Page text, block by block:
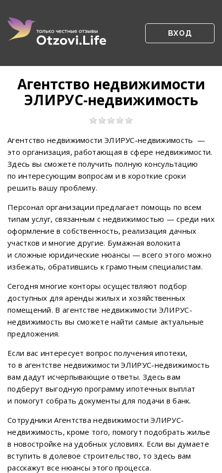
ВХОД
Агентство недвижимости
ЭЛИРУС-недвижимость
Агентство недвижимости ЭЛИРУС-недвижимость —
это организация, работающая в сфере недвижимости.
Здесь вы сможете получить полную консультацию
по интересующим вопросам и в короткие сроки
решить вашу проблему.
Персонал организации предлагает помощь по всем
типам услуг, связанным с недвижимостью — среди них
оформление в собственность, реализация дачных
участков и многие другие. Бумажная волокита
и сложные юридические нюансы — всего этого можно
избежать, обратившись к грамотным специалистам.
Сегодня многие конторы осуществляют подбор
доступных для аренды жилых и хозяйственных
помещений. В агентстве недвижимости ЭЛИРУС-
недвижимость вы сможете найти самые актуальные
предложения.
Если вас интересует вопрос получения ипотеки,
то в агентстве недвижимости ЭЛИРУС-недвижимость
вам дадут исчерпывающие ответы. Здесь вам
подберут выгодную программу ипотечных выплат
и помогут собрать документы для подачи в банк.
Сотрудники Агентства недвижимости ЭЛИРУС-
недвижимость, кроме того, помогут подобрать жилье
в новостройке на удобных условиях. Если вы думаете
вступить в долевое строительство, то здесь вам
расскажут все нюансы этого процесса.